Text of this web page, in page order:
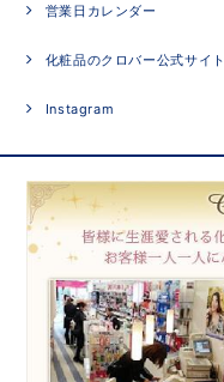
営業日カレンダー
化粧品のクロバー公式サイト
Instagram